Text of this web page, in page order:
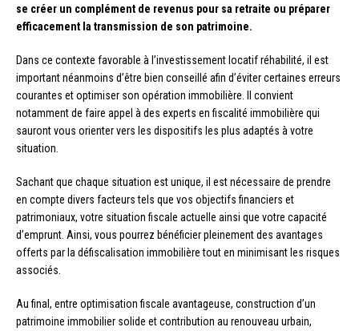
se créer un complément de revenus pour sa retraite ou préparer
efficacement la transmission de son patrimoine.
Dans ce contexte favorable à l’investissement locatif réhabilité, il est
important néanmoins d’être bien conseillé afin d’éviter certaines erreurs
courantes et optimiser son opération immobilière. Il convient
notamment de faire appel à des experts en fiscalité immobilière qui
sauront vous orienter vers les dispositifs les plus adaptés à votre
situation.
Sachant que chaque situation est unique, il est nécessaire de prendre
en compte divers facteurs tels que vos objectifs financiers et
patrimoniaux, votre situation fiscale actuelle ainsi que votre capacité
d’emprunt. Ainsi, vous pourrez bénéficier pleinement des avantages
offerts par la défiscalisation immobilière tout en minimisant les risques
associés.
Au final, entre optimisation fiscale avantageuse, construction d’un
patrimoine immobilier solide et contribution au renouveau urbain,